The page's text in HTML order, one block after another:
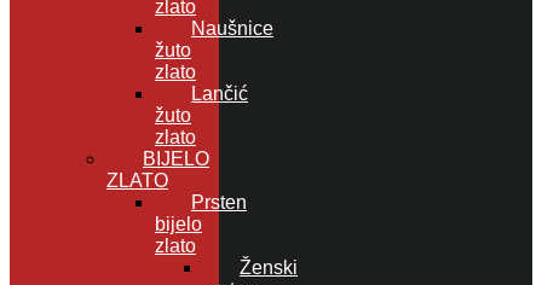
zlato
Naušnice
žuto
zlato
Lančić
žuto
zlato
BIJELO
ZLATO
Prsten
bijelo
zlato
Ženski